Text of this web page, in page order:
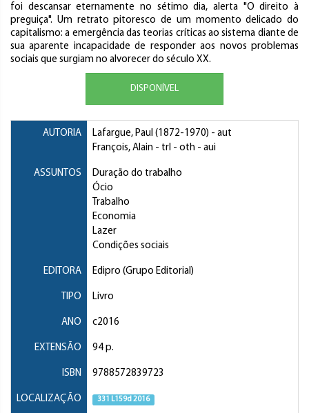
foi descansar eternamente no sétimo dia, alerta "O direito à
preguiça". Um retrato pitoresco de um momento delicado do
capitalismo: a emergência das teorias críticas ao sistema diante de
sua aparente incapacidade de responder aos novos problemas
sociais que surgiam no alvorecer do século XX.
DISPONÍVEL
AUTORIA Lafargue, Paul (1872-1970) - aut
François, Alain - trl - oth - aui
ASSUNTOS
Duração do trabalho
Ócio
Trabalho
Economia
Lazer
Condições sociais
EDITORA Edipro (Grupo Editorial)
TIPO Livro
ANO c2016
EXTENSÃO 94 p.
ISBN 9788572839723
LOCALIZAÇÃO 331 L159d 2016